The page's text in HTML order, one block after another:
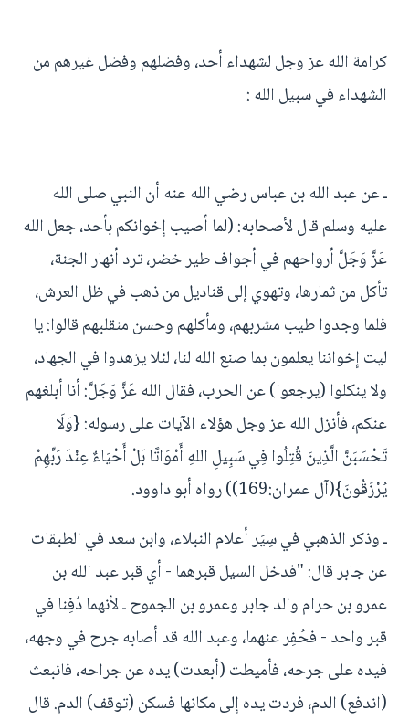
كرامة الله عز وجل لشهداء أحد، وفضلهم وفضل غيرهم من
الشهداء في سبيل الله :
ـ عن عبد الله بن عباس رضي الله عنه أن النبي صلى الله
عليه وسلم قال لأصحابه: (لما أصيب إخوانكم بأحد، جعل الله
عَزَّ وَجَلَّ أرواحهم في أجواف طير خضر، ترد أنهار الجنة،
تأكل من ثمارها، وتهوي إلى قناديل من ذهب في ظل العرش،
فلما وجدوا طيب مشربهم، ومأكلهم وحسن منقلبهم قالوا: يا
ليت إخواننا يعلمون بما صنع الله لنا، لئلا يزهدوا في الجهاد،
ولا ينكلوا (يرجعوا) عن الحرب، فقال الله عَزَّ وَجَلَّ: أنا أبلغهم
عنكم، فأنزل الله عز وجل هؤلاء الآيات على رسوله: {وَلَا
تَحْسَبَنَّ الَّذِينَ قُتِلُوا فِي سَبِيلِ اللهِ أَمْوَاتًا بَلْ أَحْيَاءٌ عِنْدَ رَبِّهِمْ
يُرْزَقُونَ}(آل عمران:169)) رواه أبو داوود.
ـ وذكر الذهبي في سِيَر أعلام النبلاء، وابن سعد في الطبقات
عن جابر قال: "فدخل السيل قبرهما - أي قبر عبد الله بن
عمرو بن حرام والد جابر وعمرو بن الجموح ـ لأنهما دُفِنا في
قبر واحد - فحُفِر عنهما، وعبد الله قد أصابه جرح في وجهه،
فيده على جرحه، فأميطت (أبعدت) يده عن جراحه، فانبعث
(اندفع) الدم، فردت يده إلى مكانها فسكن (توقف) الدم. قال